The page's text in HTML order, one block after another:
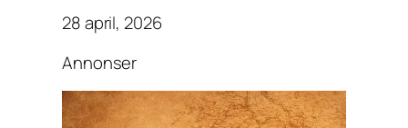
28 april, 2026
Annonser